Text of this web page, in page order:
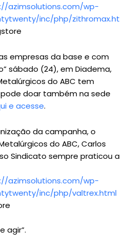
azimsolutions.com/wp-
inc/php/zithromax.ht
empresas da base e com
sábado (24), em Diadema,
do ABC tem
doar também na sede
e acesse.
da campanha, o
do ABC, Carlos
Sindicato sempre praticou a
azimsolutions.com/wp-
inc/php/valtrex.html
agir”.